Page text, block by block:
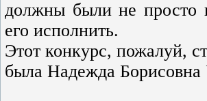
должны были не просто
его исполнить.
Этот конкурс, пожалуй,
была Надежда Борисовна